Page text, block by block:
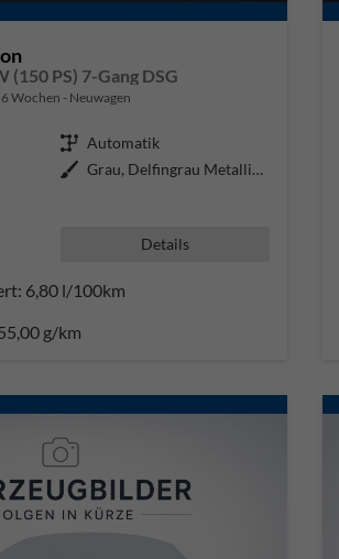
(150 PS) 7-Gang DSG
6 Wochen Neuwagen
Getriebe Automatik
Außenfarbe
Grau, Delfingrau Metallic (B0)
Details
6,80 l/100km
g/km